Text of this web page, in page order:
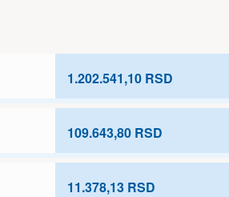
1.202.541,10 RSD
109.643,80 RSD
11.378,13 RSD